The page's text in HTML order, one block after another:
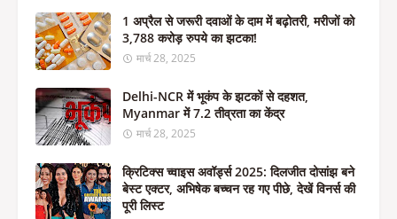
1 अप्रैल से जरूरी दवाओं के दाम में बढ़ोतरी, मरीजों को
3,788 करोड़ रुपये का झटका!
मार्च 28, 2025
Delhi-NCR में भूकंप के झटकों से दहशत,
Myanmar में 7.2 तीव्रता का केंद्र
मार्च 28, 2025
क्रिटिक्स च्वाइस अवॉर्ड्स 2025: दिलजीत दोसांझ बने
बेस्ट एक्टर, अभिषेक बच्चन रह गए पीछे, देखें विनर्स की
पूरी लिस्ट